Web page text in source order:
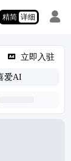
精简 详细
立即入驻
爱AI